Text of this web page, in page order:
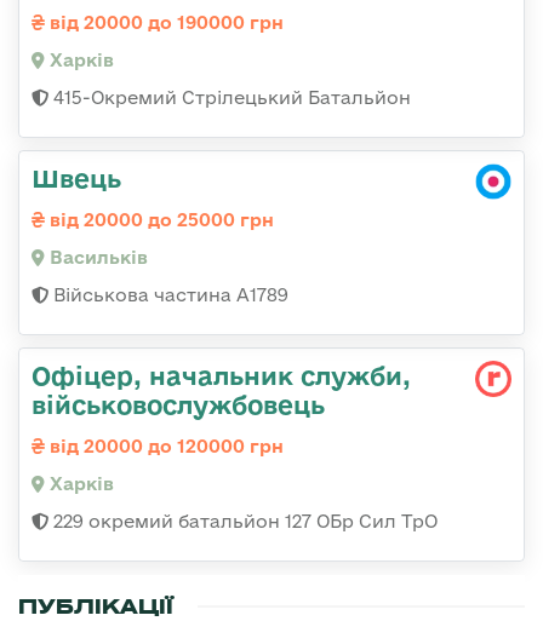
від 20000 до 190000 грн
Харків
415-Окремий Стрілецький Батальйон
Швець
від 20000 до 25000 грн
Васильків
Військова частина А1789
Офіцер, начальник служби,
військовослужбовець
від 20000 до 120000 грн
Харків
229 окремий батальйон 127 ОБр Сил ТрО
ПУБЛІКАЦІЇ